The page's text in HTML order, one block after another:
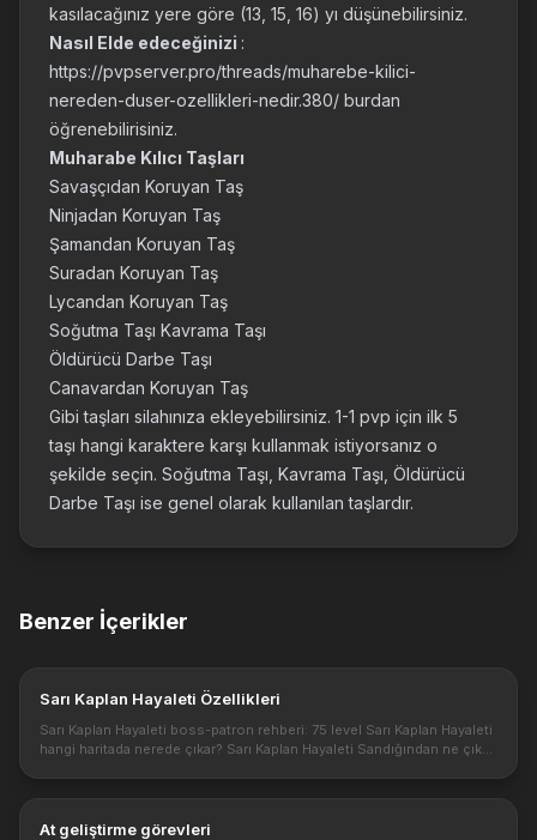
kasılacağınız yere göre (13, 15, 16) yı düşünebilirsiniz.
Nasıl Elde edeceğinizi :
https://pvpserver.pro/threads/muharebe-kilici-
nereden-duser-ozellikleri-nedir.380/ burdan
öğrenebilirisiniz.
Muharabe Kılıcı Taşları
Savaşçıdan Koruyan Taş
Ninjadan Koruyan Taş
Şamandan Koruyan Taş
Suradan Koruyan Taş
Lycandan Koruyan Taş
Soğutma Taşı Kavrama Taşı
Öldürücü Darbe Taşı
Canavardan Koruyan Taş
Gibi taşları silahınıza ekleyebilirsiniz. 1-1 pvp için ilk 5
taşı hangi karaktere karşı kullanmak istiyorsanız o
şekilde seçin. Soğutma Taşı, Kavrama Taşı, Öldürücü
Darbe Taşı ise genel olarak kullanılan taşlardır.
Benzer İçerikler
Sarı Kaplan Hayaleti Özellikleri
Sarı Kaplan Hayaleti boss-patron rehberi: 75 level Sarı Kaplan Hayaleti
hangi haritada nerede çıkar? Sarı Kaplan Hayaleti Sandığından ne çıkar
At geliştirme görevleri